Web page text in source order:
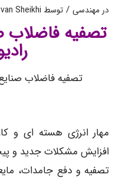
در مهندسی / توسط Sheikhi
تصفیه فاضلاب
تصفیه فاضلاب
مهار انرژی هسته ای و
افزایش مشکلات جدید و
تصفیه و دفع جامدات،